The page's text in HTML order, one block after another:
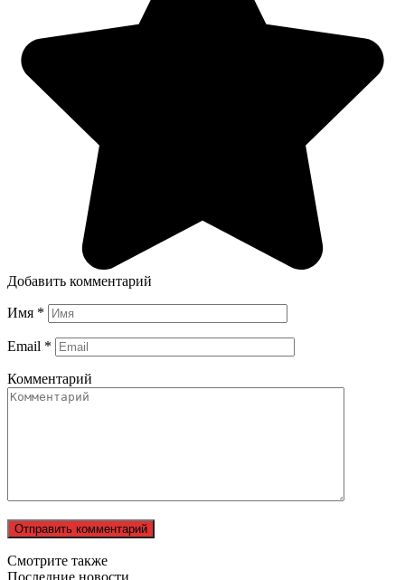
Добавить комментарий
Имя *
Email *
Комментарий
Смотрите также
Последние новости